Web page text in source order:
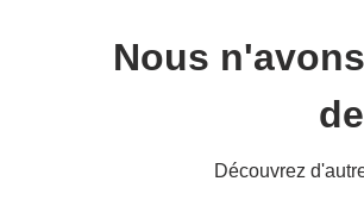
Nous
Découvrez